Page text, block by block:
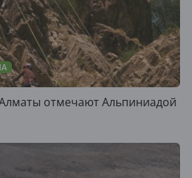
отмечают Альпиниадой